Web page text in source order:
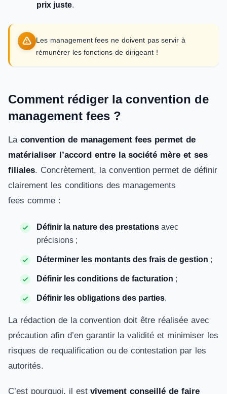
prix juste.
Les management fees ne doivent pas servir à
rémunérer les fonctions de dirigeant !
Comment rédiger la convention de
management fees ?
La convention de management fees permet de
matérialiser l’accord entre la société mère et ses
filiales. Concrètement, la convention permet de définir
clairement les conditions des managements
fees comme :
Définir la nature des prestations avec
précisions ;
Déterminer les montants des frais de gestion ;
Définir les conditions de facturation ;
Définir les obligations des parties.
La rédaction de la convention doit être réalisée avec
précaution afin d’en garantir la validité et minimiser les
risques de requalification ou de contestation par les
autorités.
C’est pourquoi, il estvivement conseillé de faire